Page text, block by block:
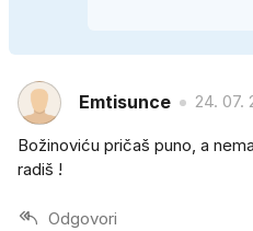
Emtisunce 24. 07.
Božinoviću pričaš puno, a
radiš !
Odgovori